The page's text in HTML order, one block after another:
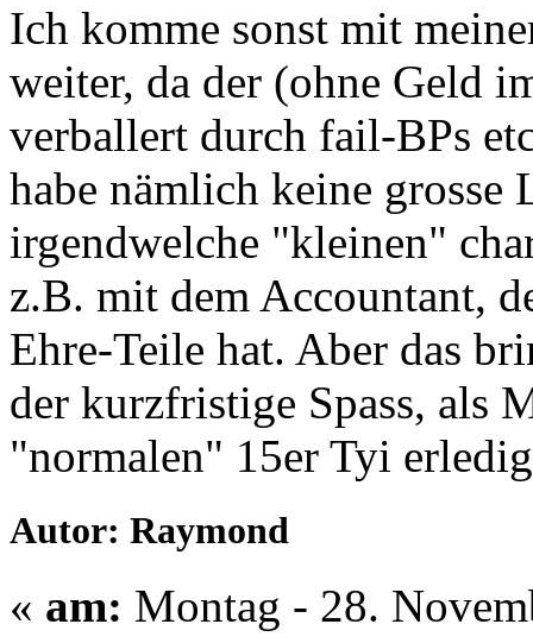
Ich komme sonst mit
weiter, da der (ohne Geld
verballert durch fail-BPs
habe nämlich keine
irgendwelche "kleinen"
z.B. mit dem Accountant,
Ehre-Teile hat. Aber das
der kurzfristige Spass, als
"normalen" 15er Tyi
Autor: Raymond
« am: Montag - 28.